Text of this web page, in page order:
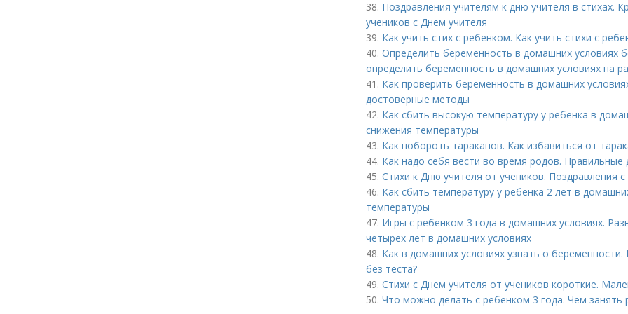
38. Поздравления учителям к дню учителя в стихах.
учеников с Днем учителя
39. Как учить стих с ребенком. Как учить стихи с
40. Определить беременность в домашних условиях
определить беременность в домашних условиях на
41. Как проверить беременность в домашних
достоверные методы
42. Как сбить высокую температуру у ребенка в
снижения температуры
43. Как побороть тараканов. Как избавиться от
44. Как надо себя вести во время родов. Правильные
45. Стихи к Дню учителя от учеников. Поздравления
46. Как сбить температуру у ребенка 2 лет в
температуры
47. Игры с ребенком 3 года в домашних условиях.
четырёх лет в домашних условиях
48. Как в домашних условиях узнать о
без теста?
49. Стихи с Днем учителя от учеников короткие.
50. Что можно делать с ребенком 3 года. Чем занять